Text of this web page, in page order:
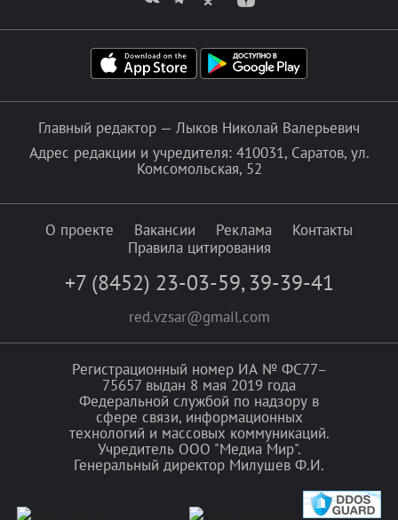
Главный редактор — Лыков Николай Валерьевич
Адрес редакции и учредителя: 410031, Саратов, ул.
Комсомольская, 52
О проекте Вакансии Реклама
Контакты
Правила цитирования
+7 (8452) 23-03-59, 39-39-41
red.vzsar@gmail.com
Регистрационный номер ИА № ФС77–
75657 выдан 8 мая 2019 года
Федеральной службой по надзору в
сфере связи, информационных
технологий и массовых коммуникаций.
Учредитель ООО "Медиа Мир".
Генеральный директор Милушев Ф.И.